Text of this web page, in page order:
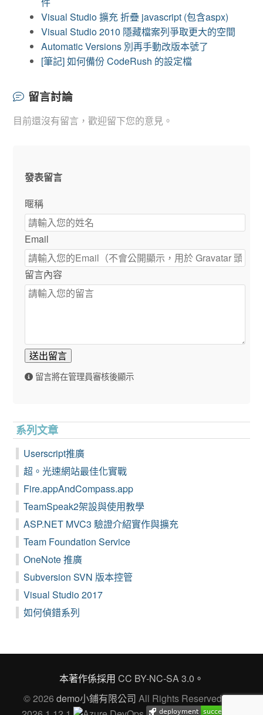
Visual Studio 擴充 折疊 javascript (包含aspx)
Visual Studio 2010 隱藏檔案列爭取更大的空間
Automatic Versions 別再手動改版本號了
[筆記] 如何備份 CodeRush 的設定檔
留言討論
目前還沒有留言，歡迎留下您的意見。
發表留言
暱稱
Email
留言內容
送出留言
留言將在管理員審核後顯示
系列文章
Userscript推廣
超。光速網站最佳化實戰
Fire.appAndCompass.app
TeamSpeak2架設與使用教學
ASP.NET MVC3 驗證介紹實作與擴充
Team Foundation Service
OneNote 推廣
Subversion SVN 版本控管
Visual Studio 2017
如何偵錯系列
本著作係採用 CC BY-NC-SA 3.0 。
© 2026 demo小鋪有限公司 All Rights Reserved Ver.